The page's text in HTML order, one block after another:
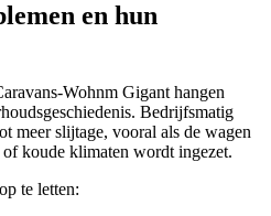
en hun
Wohnm Gigant hangen
Bedrijfsmatig
meer slijtage, vooral als de wagen
koude klimaten wordt ingezet.
te letten: